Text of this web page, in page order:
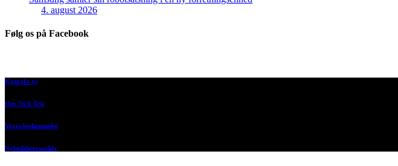
4. august 2026
Følg os på Facebook
Kontakt os
Om Tech-Test
Vores bedømmelse
Nyhedsbrevsarkiv